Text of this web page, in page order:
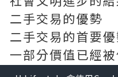
二手交易的優勢
二手交易的首要
一部分價值已經
了它的價格，如